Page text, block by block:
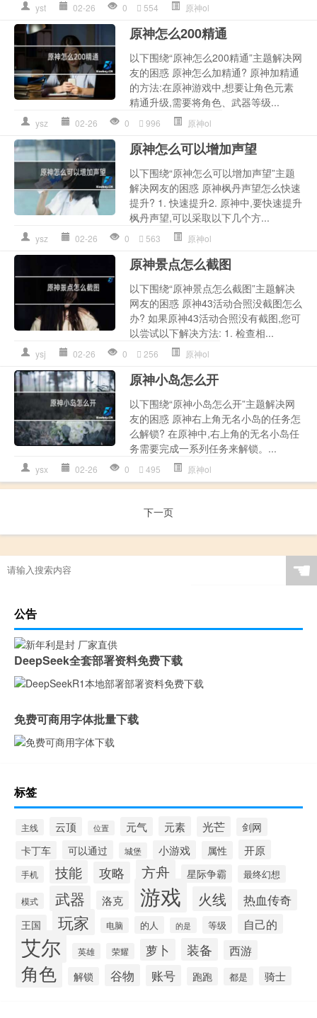
yst 02-26 0 554 原神ol
原神怎么200精通
以下围绕“原神怎么200精通”主题解决网
友的困惑 原神怎么加精通? 原神加精通
的方法:在原神游戏中,想要让角色元素
精通升级,需要将角色、武器等级...
ysz 02-26 0 996 原神ol
原神怎么可以增加声望
以下围绕“原神怎么可以增加声望”主题
解决网友的困惑 原神枫丹声望怎么快速
提升? 1. 快速提升2. 原神中,要快速提升
枫丹声望,可以采取以下几个方...
ysz 02-26 0 563 原神ol
原神景点怎么截图
以下围绕“原神景点怎么截图”主题解决
网友的困惑 原神43活动合照没截图怎么
办? 如果原神43活动合照没有截图,您可
以尝试以下解决方法: 1. 检查相...
ysj 02-26 0 256 原神ol
原神小岛怎么开
以下围绕“原神小岛怎么开”主题解决网
友的困惑 原神右上角无名小岛的任务怎
么解锁? 在原神中,右上角的无名小岛任
务需要完成一系列任务来解锁。...
ysx 02-26 0 495 原神ol
下一页
☚
公告
DeepSeek全套部署资料免费下载
免费可商用字体批量下载
标签
主线 云顶 位置 元气 元素 光芒
剑网
卡丁车
可以通过 城堡 小游戏 属性 开原
手机 技能 攻略 方舟 星际争霸 最终幻想
模式 武器 洛克 游戏 火线 热血传奇
王国 玩家 电脑 的人 的是 等级 自己的
艾尔 英雄 荣耀 萝卜 装备 西游
角色 解锁 谷物 账号 跑跑 都是 骑士